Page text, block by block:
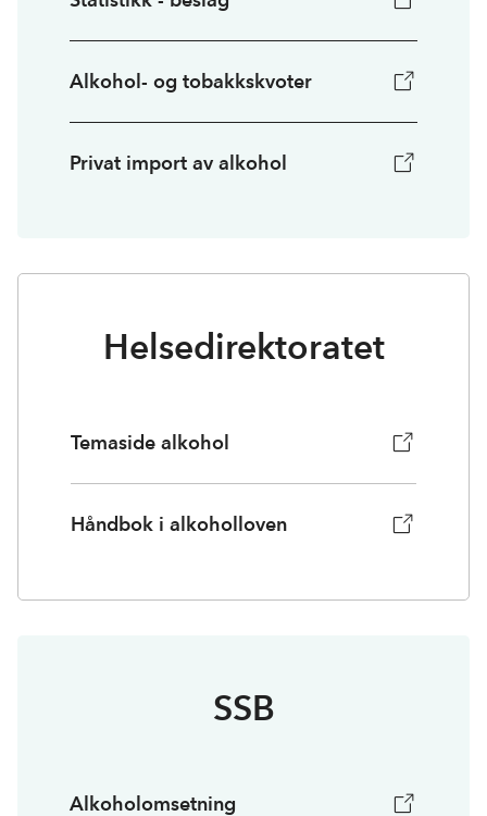
Alkohol- og tobakkskvoter
Privat import av alkohol
Helsedirektoratet
Temaside alkohol
Håndbok i alkoholloven
SSB
Alkoholomsetning